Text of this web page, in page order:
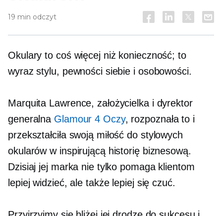
19 min odczyt
Okulary to coś więcej niż konieczność; to
wyraz stylu, pewności siebie i osobowości.
Marquita Lawrence, założycielka i dyrektor
generalna Glamour 4 Oczy, rozpoznała to i
przekształciła swoją miłość do stylowych
okularów w inspirującą historię biznesową.
Dzisiaj jej marka nie tylko pomaga klientom
lepiej widzieć, ale także lepiej się czuć.